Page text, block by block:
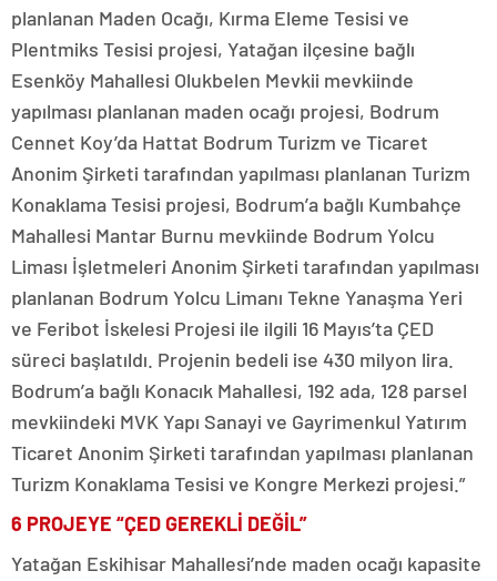
planlanan Maden Ocağı, Kırma Eleme Tesisi ve
Plentmiks Tesisi projesi, Yatağan ilçesine bağlı
Esenköy Mahallesi Olukbelen Mevkii mevkiinde
yapılması planlanan maden ocağı projesi, Bodrum
Cennet Koy’da Hattat Bodrum Turizm ve Ticaret
Anonim Şirketi tarafından yapılması planlanan Turizm
Konaklama Tesisi projesi, Bodrum’a bağlı Kumbahçe
Mahallesi Mantar Burnu mevkiinde Bodrum Yolcu
Liması İşletmeleri Anonim Şirketi tarafından yapılması
planlanan Bodrum Yolcu Limanı Tekne Yanaşma Yeri
ve Feribot İskelesi Projesi ile ilgili 16 Mayıs’ta ÇED
süreci başlatıldı. Projenin bedeli ise 430 milyon lira.
Bodrum’a bağlı Konacık Mahallesi, 192 ada, 128 parsel
mevkiindeki MVK Yapı Sanayi ve Gayrimenkul Yatırım
Ticaret Anonim Şirketi tarafından yapılması planlanan
Turizm Konaklama Tesisi ve Kongre Merkezi projesi.”
6 PROJEYE “ÇED GEREKLİ DEĞİL”
Yatağan Eskihisar Mahallesi’nde maden ocağı kapasite